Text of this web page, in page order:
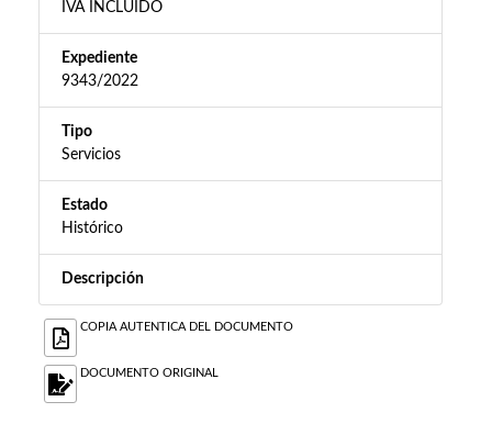
IVA INCLUIDO
Expediente
9343/2022
Tipo
Servicios
Estado
Histórico
Descripción
COPIA AUTENTICA DEL DOCUMENTO
DOCUMENTO ORIGINAL